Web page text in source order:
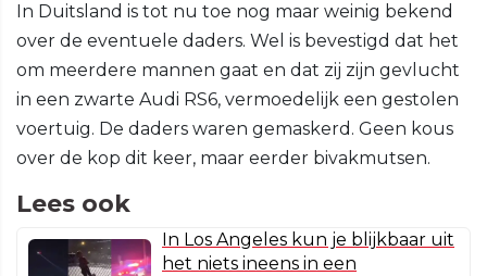
In Duitsland is tot nu toe nog maar weinig bekend
over de eventuele daders. Wel is bevestigd dat het
om meerdere mannen gaat en dat zij zijn gevlucht
in een zwarte Audi RS6, vermoedelijk een gestolen
voertuig. De daders waren gemaskerd. Geen kous
over de kop dit keer, maar eerder bivakmutsen.
Lees ook
In Los Angeles kun je blijkbaar uit
het niets ineens in een